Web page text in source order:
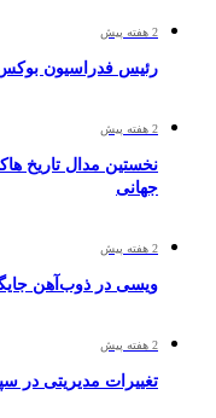
2 هفته پیش
رئیس فدراسیون
2 هفته پیش
نخستین مدال تاریخ
جهانی
2 هفته پیش
ویسی در ذوب‌آهن
2 هفته پیش
تغییرات مدیریتی در